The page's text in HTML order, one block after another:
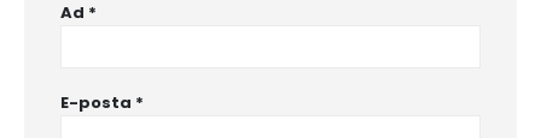
Ad *
E-posta *